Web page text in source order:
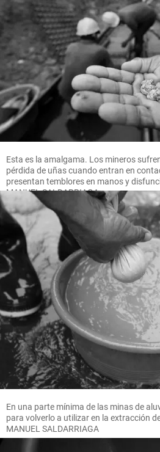
Esta es la amalgama. Los mineros
pérdida de uñas cuando entran en
presentan temblores en manos y
MANUEL SALDARRIAGA
En una parte mínima de las minas de
para volverlo a utilizar en la extracción
MANUEL SALDARRIAGA